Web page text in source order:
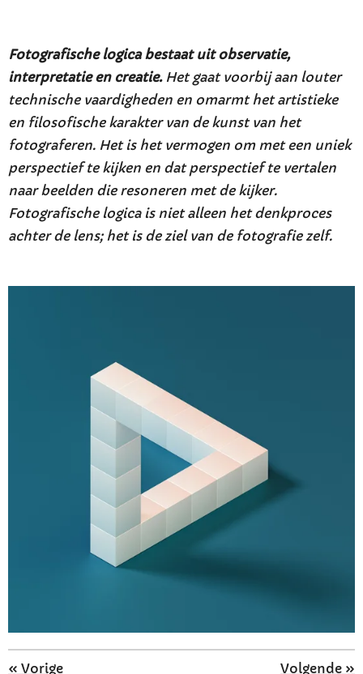
Fotografische logica bestaat uit observatie,
interpretatie en creatie.Het gaat voorbij aan louter
technische vaardigheden en omarmt het artistieke
en filosofische karakter van de kunst van het
fotograferen. Het is het vermogen om met een uniek
perspectief te kijken en dat perspectief te vertalen
naar beelden die resoneren met de kijker.
Fotografische logica is niet alleen het denkproces
achter de lens; het is de ziel van de fotografie zelf.
« Vorige Volgende »